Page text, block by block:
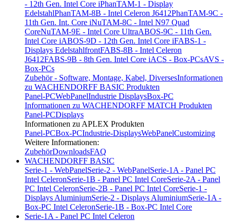
- 12th Gen. Intel Core iPhanTAM-1 - Display
EdelstahlPhanTAM-8B - Intel Celeron J6412PhanTAM-9C -
11th Gen. Int. Core iNuTAM-8C - Intel N97 Quad
CoreNuTAM-9E - Intel Core UltraABOS-9C - 11th Gen.
Intel Core iABOS-9D - 12th Gen. Intel Core iFABS-1 -
Displays EdelstahlfrontFABS-8B - Intel Celeron
J6412FABS-9B - 8th Gen. Intel Core iACS - Box-PCsAVS -
Box-PCs
Zubehör - Software, Montage, Kabel, DiversesInformationen
zu WACHENDORFF BASIC Produkten
Panel-PCWebPanelIndustrie DisplaysBox-PC
Informationen zu WACHENDORFF MATCH Produkten
Panel-PCDisplays
Informationen zu APLEX Produkten
Panel-PCBox-PCIndustrie-DisplaysWebPanelCustomizing
Weitere Informationen:
ZubehörDownloadsFAQ
WACHENDORFF BASIC
Serie-1 - WebPanelSerie-2 - WebPanelSerie-1A - Panel PC
Intel CeleronSerie-1B - Panel PC Intel CoreSerie-2A - Panel
PC Intel CeleronSerie-2B - Panel PC Intel CoreSerie-1 -
Displays AluminiumSerie-2 - Displays AluminiumSerie-1A -
Box-PC Intel CeleronSerie-1B - Box-PC Intel Core
Serie-1A - Panel PC Intel Celeron